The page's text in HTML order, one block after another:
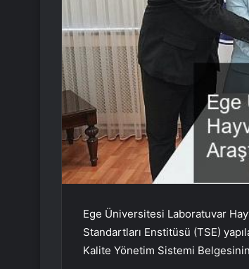
Ege Üniversitesi Laboratuvar
Standartları Enstitüsü (TSE)
Kalite Yönetim Sistemi